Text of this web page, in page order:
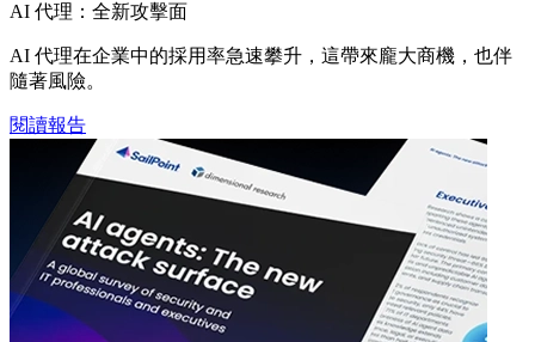
AI 代理：全新攻擊面
AI 代理在企業中的採用率急速攀升，這帶來龐大商機，也伴
隨著風險。
閱讀報告